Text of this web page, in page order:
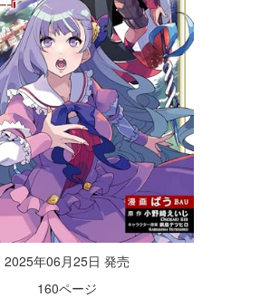
2025年06月25日 発売
160ページ